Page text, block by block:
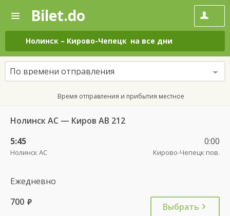
—
Поиск
и
покупка
билетов
на
автобус
онлайн
Bilet.do
Нолинск – Кирово-Чепецк на все дни
По времени отправления
Время отправления и прибытия местное
Нолинск АС — Киров АВ 212
5:45
Нолинск АС
0:00
Кирово-Чепецк пов.
Ежедневно
700 руб. Выбрать